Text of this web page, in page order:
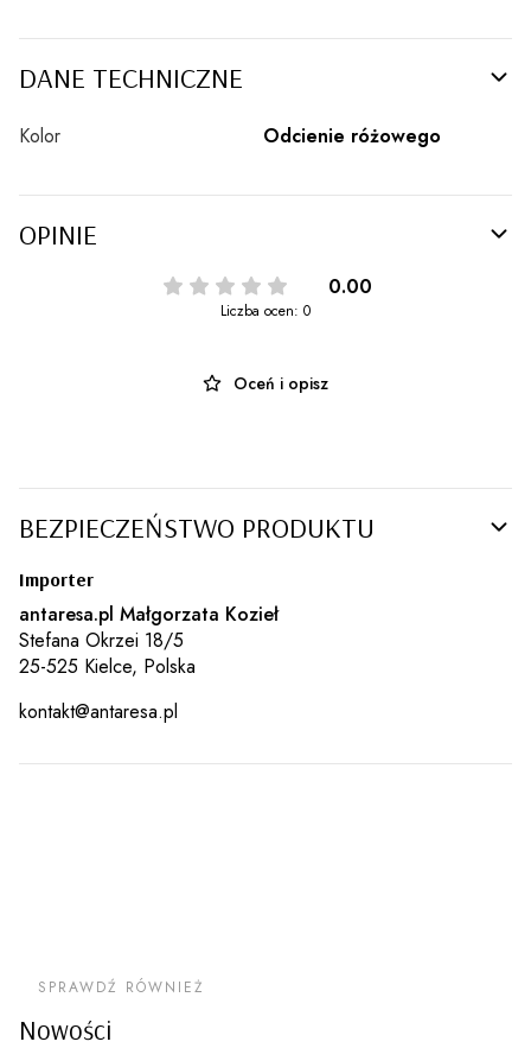
DANE TECHNICZNE
Kolor Odcienie różowego
OPINIE
0.00
Liczba ocen: 0
Oceń i opisz
BEZPIECZEŃSTWO PRODUKTU
Importer
antaresa.pl Małgorzata Kozieł
Stefana Okrzei 18/5
25-525 Kielce, Polska
kontakt@antaresa.pl
Nowości
SPRAWDŹ RÓWNIEŻ